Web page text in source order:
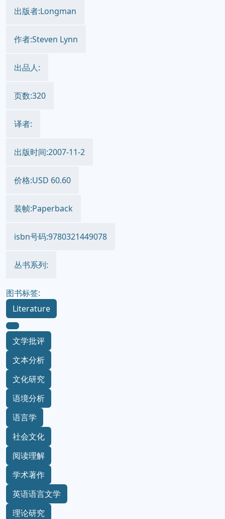
出版者:Longman
作者:Steven Lynn
出品人:
页数:320
译者:
出版时间:2007-11-2
价格:USD 60.60
装帧:Paperback
isbn号码:9780321449078
丛书系列:
图书标签:
Literature
文学批评
文本分析
文化研究
语境分析
语言学
社会文化
阅读理解
学术著作
英语语言文学
理论研究